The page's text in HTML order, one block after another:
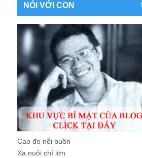
NÓI VỚI CON
Cao đo nỗi buồn
Xa nuôi chí lớn